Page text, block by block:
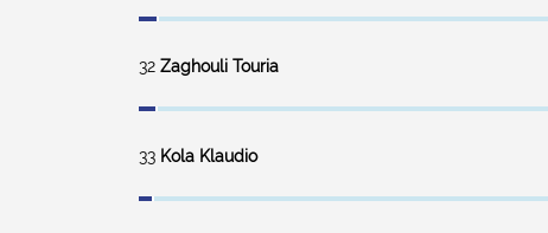
32 Zaghouli Touria
33 Kola Klaudio